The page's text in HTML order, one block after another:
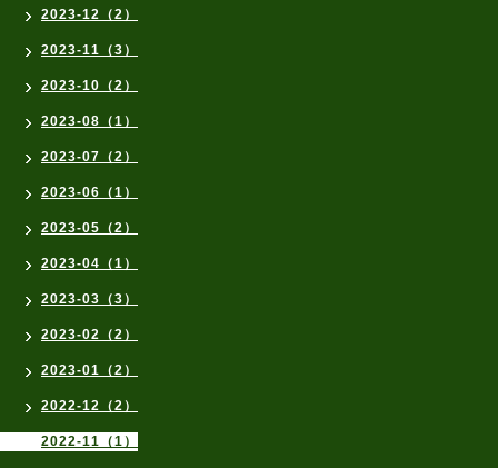
2023-12（2）
2023-11（3）
2023-10（2）
2023-08（1）
2023-07（2）
2023-06（1）
2023-05（2）
2023-04（1）
2023-03（3）
2023-02（2）
2023-01（2）
2022-12（2）
2022-11（1）